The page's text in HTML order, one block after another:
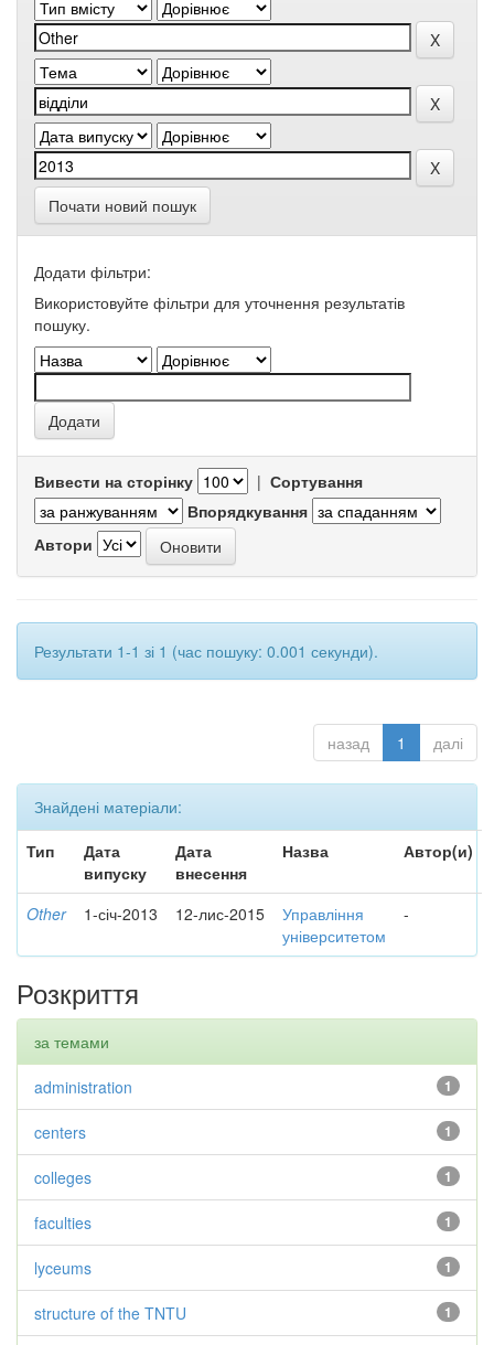
Почати новий пошук
Додати фільтри:
Використовуйте фільтри для уточнення результатів
пошуку.
Вивести на сторінку | Сортування
Впорядкування
Автори
Результати 1-1 зі 1 (час пошуку: 0.001 секунди).
назад 1 далі
Знайдені матеріали:
Тип
Дата
випуску
Дата
внесення
Назва Автор(и)
Other 1-січ-2013 12-лис-2015
Управління
університетом
-
Розкриття
за темами
1
administration
1
centers
1
colleges
1
faculties
1
lyceums
1
structure of the TNTU